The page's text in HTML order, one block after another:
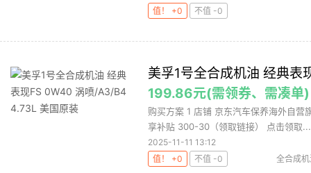
值！ +0
不值 -0
美孚1号全合成机油 经典
199.86元(需领券、需凑单)
购买方案 1 店铺 京东汽车保养海外自
享补贴 300-30（领取链接） 点击领取...
2025-11-11 13:12
值！ +0
不值 -0 全合成